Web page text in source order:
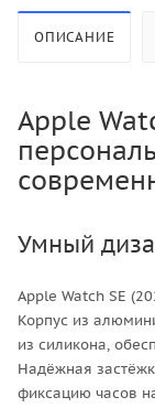
ОПИСАНИЕ
Apple
Умный
Apple Watch SE
Корпус из
из силикона,
Надёжная
фиксацию часов